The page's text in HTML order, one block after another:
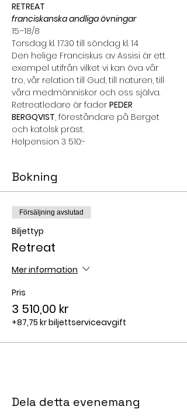
RETREAT
franciskanska andliga övningar
15–18/8
Torsdag kl. 17.30 till söndag kl. 14
Den helige Franciskus av Assisi är ett
exempel utifrån vilket vi kan öva vår
tro, vår relation till Gud, till naturen, till
våra medmänniskor och oss själva.
Retreatledare är fader PEDER
BERGQVIST, föreståndare på Berget
och katolsk präst.
Helpension 3 510:-
Bokning
Försäljning avslutad
Biljettyp
Retreat
Mer information
Pris
3 510,00 kr
+87,75 kr biljettserviceavgift
Dela detta evenemang